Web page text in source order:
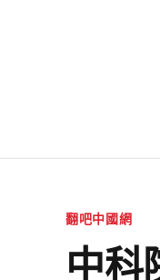
翻吧中國網
中科